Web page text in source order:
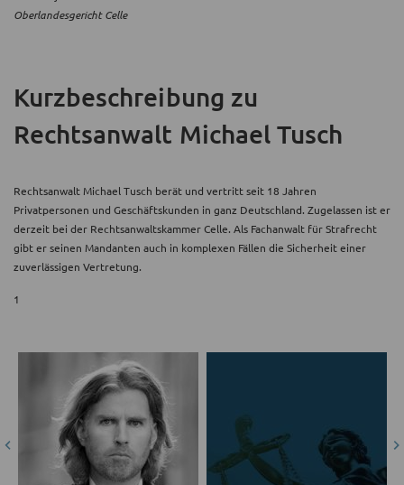
Oberlandesgericht Celle
Kurzbeschreibung zu
Rechtsanwalt Michael Tusch
Rechtsanwalt Michael Tusch berät und vertritt seit 18 Jahren
Privatpersonen und Geschäftskunden in ganz Deutschland. Zugelassen ist er
derzeit bei der Rechtsanwaltskammer Celle. Als Fachanwalt für Strafrecht
gibt er seinen Mandanten auch in komplexen Fällen die Sicherheit einer
zuverlässigen Vertretung.
1